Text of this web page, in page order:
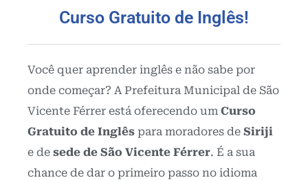
Curso Gratuito de Inglês!
Você quer aprender inglês e não sabe por
onde começar? A Prefeitura Municipal de São
Vicente Férrer está oferecendo um Curso
Gratuito de Inglês para moradores de Siriji
e de sede de São Vicente Férrer. É a sua
chance de dar o primeiro passo no idioma